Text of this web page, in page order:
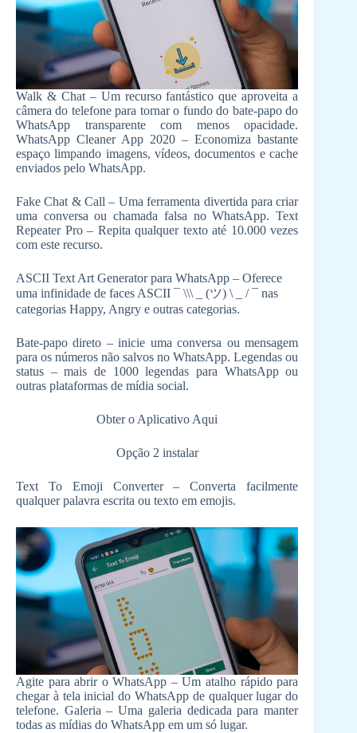
Walk & Chat – Um recurso fantástico que aproveita a
câmera do telefone para tornar o fundo do bate-papo do
WhatsApp transparente com menos opacidade.
WhatsApp Cleaner App 2020 – Economiza bastante
espaço limpando imagens, vídeos, documentos e cache
enviados pelo WhatsApp.
Fake Chat & Call – Uma ferramenta divertida para criar
uma conversa ou chamada falsa no WhatsApp. Text
Repeater Pro – Repita qualquer texto até 10.000 vezes
com este recurso.
ASCII Text Art Generator para WhatsApp – Oferece
uma infinidade de faces ASCII ¯ \\\ _ (ツ) \ _ / ¯ nas
categorias Happy, Angry e outras categorias.
Bate-papo direto – inicie uma conversa ou mensagem
para os números não salvos no WhatsApp. Legendas ou
status – mais de 1000 legendas para WhatsApp ou
outras plataformas de mídia social.
Obter o Aplicativo Aqui
Opção 2 instalar
Text To Emoji Converter – Converta facilmente
qualquer palavra escrita ou texto em emojis.
Agite para abrir o WhatsApp – Um atalho rápido para
chegar à tela inicial do WhatsApp de qualquer lugar do
telefone. Galeria – Uma galeria dedicada para manter
todas as mídias do WhatsApp em um só lugar.